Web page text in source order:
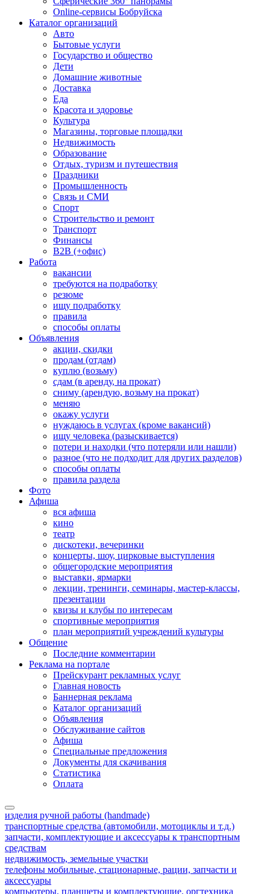
Online-сервисы Бобруйска
Каталог организаций
Авто
Бытовые услуги
Государство и общество
Дети
Домашние животные
Доставка
Еда
Красота и здоровье
Культура
Магазины, торговые площадки
Недвижимость
Образование
Отдых, туризм и путешествия
Праздники
Промышленность
Связь и СМИ
Спорт
Строительство и ремонт
Транспорт
Финансы
B2B (+офис)
Работа
вакансии
требуются на подработку
резюме
ищу подработку
правила
способы оплаты
Объявления
акции, скидки
продам (отдам)
куплю (возьму)
сдам (в аренду, на прокат)
сниму (арендую, возьму на прокат)
меняю
окажу услуги
нуждаюсь в услугах (кроме вакансий)
ищу человека (разыскивается)
потери и находки (что потеряли или нашли)
разное (что не подходит для других разделов)
способы оплаты
правила раздела
Фото
Афиша
вся афиша
кино
театр
дискотеки, вечеринки
концерты, шоу, цирковые выступления
общегородские мероприятия
выставки, ярмарки
лекции, тренинги, семинары, мастер-классы,
презентации
квизы и клубы по интересам
спортивные мероприятия
план мероприятий учреждений культуры
Общение
Последние комментарии
Реклама на портале
Прейскурант рекламных услуг
Главная новость
Баннерная реклама
Каталог организаций
Объявления
Обслуживание сайтов
Афиша
Специальные предложения
Документы для скачивания
Статистика
Оплата
изделия ручной работы (handmade)
транспортные средства (автомобили, мотоциклы и т.д.)
запчасти, комплектующие и аксессуары к транспортным
средствам
недвижимость, земельные участки
телефоны мобильные, стационарные, рации, запчасти и
аксессуары
компьютеры, планшеты и комплектующие, оргтехника